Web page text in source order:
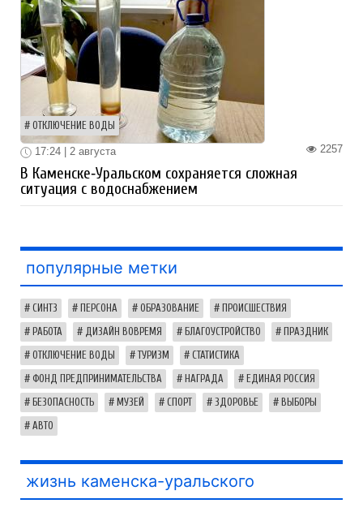
ОТКЛЮЧЕНИЕ ВОДЫ
2257
17:24 | 2 августа
В Каменске‑Уральском сохраняется сложная
ситуация с водоснабжением
популярные метки
СИНТЗ ПЕРСОНА ОБРАЗОВАНИЕ ПРОИСШЕСТВИЯ
РАБОТА ДИЗАЙН ВОВРЕМЯ БЛАГОУСТРОЙСТВО ПРАЗДНИК
ОТКЛЮЧЕНИЕ ВОДЫ ТУРИЗМ СТАТИСТИКА
ФОНД ПРЕДПРИНИМАТЕЛЬСТВА НАГРАДА ЕДИНАЯ РОССИЯ
БЕЗОПАСНОСТЬ МУЗЕЙ СПОРТ ЗДОРОВЬЕ ВЫБОРЫ
АВТО
жизнь каменска-уральского